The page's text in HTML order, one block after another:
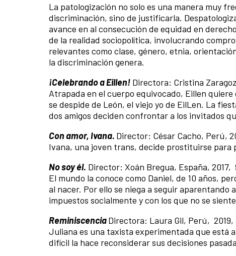
La patologización no solo es una manera muy
discriminación, sino de justificarla.
avance en al consecución de equidad en
de la realidad sociopolítica, involucrando
relevantes como clase, género, etnia,
la discriminación genera.
¡Celebrando a Eillen! Directora: Cristina
Atrapada en el cuerpo equivocado, Eillen
se despide de León, el viejo yo de EilLen. La
dos amigos deciden confrontar a los invitados
Con amor, Ivana. Director: César Cacho, Perú,
Ivana, una joven trans, decide prostituirse
No soy él. Director: Xoán Bregua, España, 2017,
El mundo la conoce como Daniel, de 10 años,
al nacer. Por ello se niega a seguir
impuestos socialmente y con los que no se
ReminiscenciaDirectora: Laura Gil, Perú, 2019,
Juliana es una taxista experimentada que está
difícil la hace reconsiderar sus decisiones